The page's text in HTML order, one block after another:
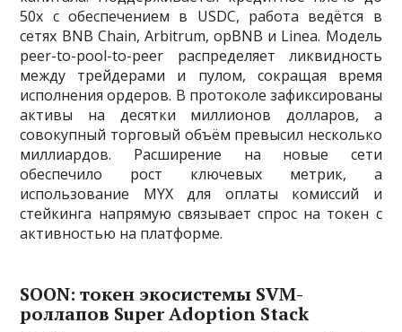
50х с обеспечением в USDC, работа ведётся в
сетях BNB Chain, Arbitrum, opBNB и Linea. Модель
peer-to-pool-to-peer распределяет ликвидность
между трейдерами и пулом, сокращая время
исполнения ордеров. В протоколе зафиксированы
активы на десятки миллионов долларов, а
совокупный торговый объём превысил несколько
миллиардов. Расширение на новые сети
обеспечило рост ключевых метрик, а
использование MYX для оплаты комиссий и
стейкинга напрямую связывает спрос на токен с
активностью на платформе.
SOON: токен экосистемы SVM-
роллапов Super Adoption Stack